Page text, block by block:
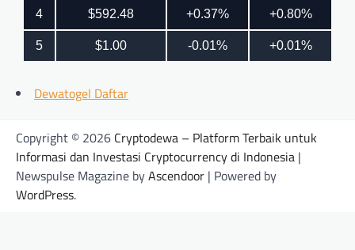
Dewatogel Daftar
Copyright © 2026 Cryptodewa – Platform Terbaik untuk
Informasi dan Investasi Cryptocurrency di Indonesia |
Newspulse Magazine byAscendoor | Powered by
WordPress.